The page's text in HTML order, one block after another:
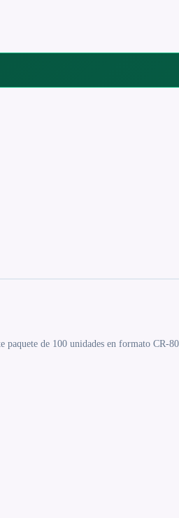
de 100 unidades en formato CR-